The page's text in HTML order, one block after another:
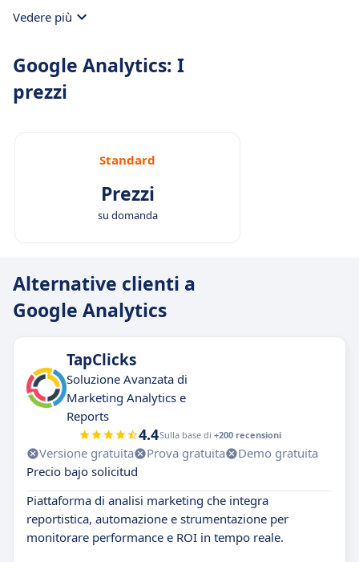
campagna promozionale intrapresa.
Vedere più
Google Analytics: I
prezzi
Standard
Prezzi
su domanda
Alternative clienti a
Google Analytics
TapClicks
Soluzione Avanzata di
Marketing Analytics e
Reports
4.4Sulla base di +200 recensioni
Versione gratuita Prova gratuita
Demo gratuita
Precio bajo solicitud
Piattaforma di analisi marketing che integra
reportistica, automazione e strumentazione per
monitorare performance e ROI in tempo reale.